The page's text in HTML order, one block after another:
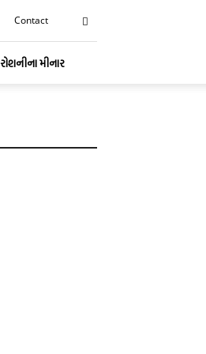
Contact
રોશનીના મીનાર